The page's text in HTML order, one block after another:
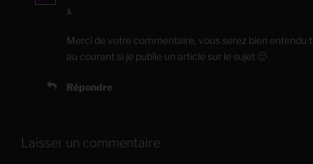
À
Merci de votre commentaire, vous serez bien entendu
au courant si je publie un article sur le sujet 🙂
Répondre
Laisser un commentaire